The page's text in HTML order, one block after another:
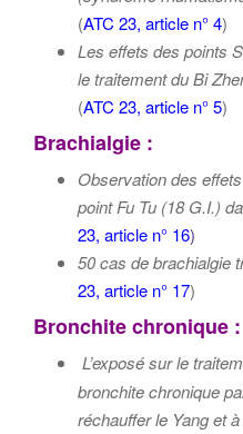
(ATC 23, article n° 4)
Les effets des points
le traitement du Bi
(ATC 23, article n° 5)
Brachialgie :
Observation des
pointFu Tu (18 G.I.)
23, article n° 16)
50 cas de brachialgie
23, article n° 17)
Bronchite chronique :
L’exposé sur le
bronchite chronique
réchauffer le Yang et